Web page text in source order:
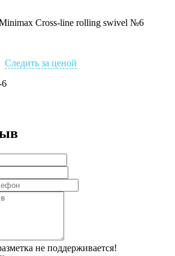
Cross-line rolling swivel №6
Следить за ценой
не поддерживается!